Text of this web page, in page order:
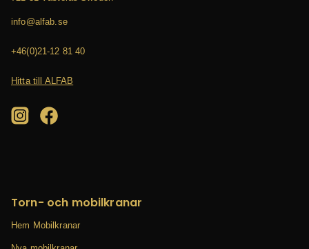
es.bafla@ofni
04 18 21-12(0)64+
Hitta till ALFAB
Torn- och mobilkranar
Hem Mobilkranar